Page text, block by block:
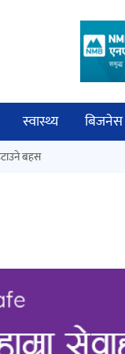
स्वास्थ्य बिजनेस
बहस